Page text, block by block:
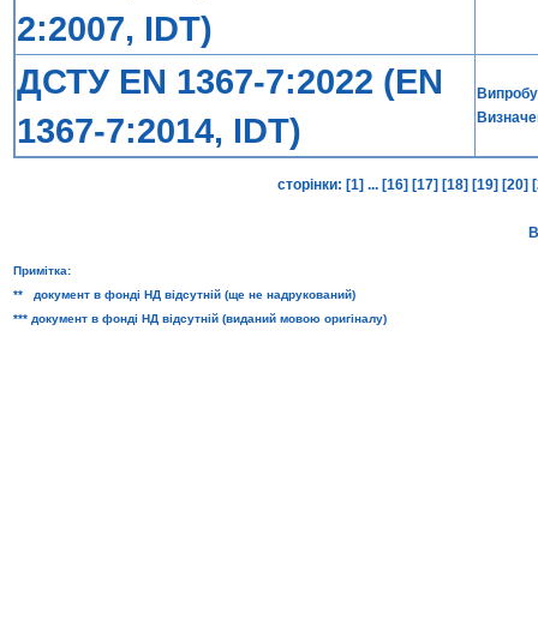
2:2007, IDT)
ДСТУ EN 1367-7:2022 (EN
1367-7:2014, IDT)
сторінки: [1] ... [16] [17] [18] [19] [20]
Примітка:
** документ в фонді НД відсутній (ще не надрукований)
*** документ в фонді НД відсутній (виданий мовою оригіналу)